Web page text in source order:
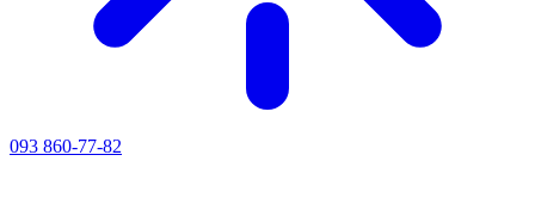
093 860-77-82